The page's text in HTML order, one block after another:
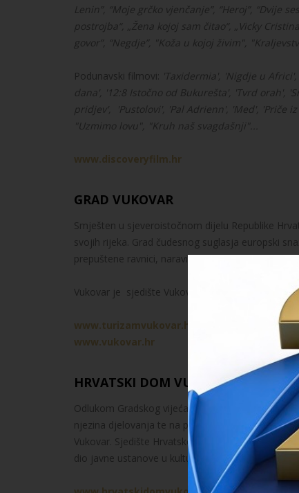
Lenin”, “Moje grčko vjenčanje”, “Heroj”, “Dvije
postrojba“, „Žena kojoj sam čitao“, „Vicky
govor”, “Negdje”, "Koža u kojoj živim",
Podunavski filmovi:
'Taxidermia', 'Nigdje u
dana', '12:8 Istočno od Bukurešta', 'Tvrd orah',
pridjev', 'Pustolovi', 'Pal Adrienn', 'Med', 'Priče
"Uzmimo lovu", "Kruh naš svagdašnji"...
www.discoveryfilm.hr
GRAD VUKOVAR
Smješten u sjeveroistočnom dijelu Republike
svojih rijeka. Grad čudesnog suglasja europski
prepuštene ravnici, naravi prirode i slavonskom
Vukovar je sjedište Vukovarsko-srijemske
www.turizamvukovar.hr
www.vukovar.hr
HRVATSKI DOM VUKOVAR
Odlukom Gradskog vijeća od 15. veljače 2008.,
njezina djelovanja te na preporuku nadležnog
Vukovar. Sjedište Hrvatskog doma Vukovar je u
dio javne ustanove u kulturi Hrvatski dom Vukovar.